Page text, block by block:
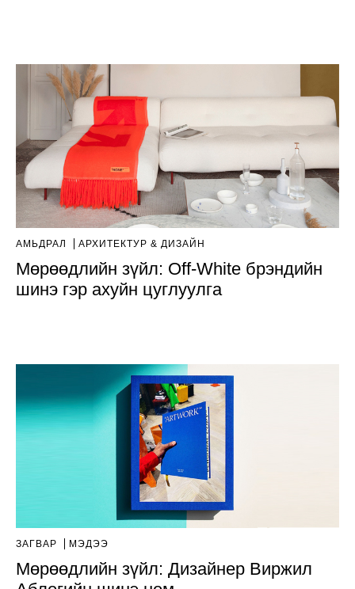
АМЬДРАЛ AРХИТЕКТУР & ДИЗАЙН
Мөрөөдлийн зүйл: Off-White брэндийн
шинэ гэр ахуйн цуглуулга
ЗАГВАР МЭДЭЭ
Мөрөөдлийн зүйл: Дизайнер Виржил